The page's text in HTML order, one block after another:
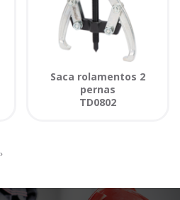
Saca rolamentos 2
pernas
TD0802